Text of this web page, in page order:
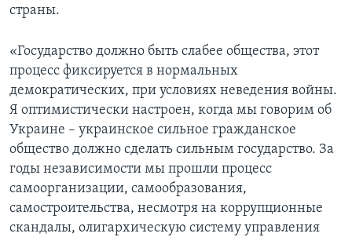
страны.
«Государство должно быть слабее общества, этот
процесс фиксируется в нормальных
демократических, при условиях неведения войны.
Я оптимистически настроен, когда мы говорим об
Украине – украинское сильное гражданское
общество должно сделать сильным государство. За
годы независимости мы прошли процесс
самоорганизации, самообразования,
самостроительства, несмотря на коррупционные
скандалы, олигархическую систему управления